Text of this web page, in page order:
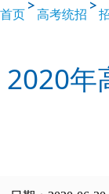
首页 高考统招
2020年